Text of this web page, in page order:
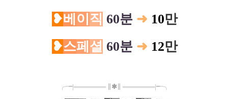
❥베 이 직 60분 ➜ 10만
❥스페 셜 60분 ➜ 12만
╭╼|═══════ ✱∥ ═══════|╾╮